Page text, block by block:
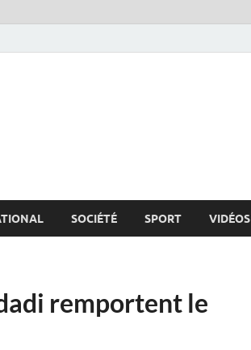
SOCIÉTÉ SPORT VIDÉOS
remportent le